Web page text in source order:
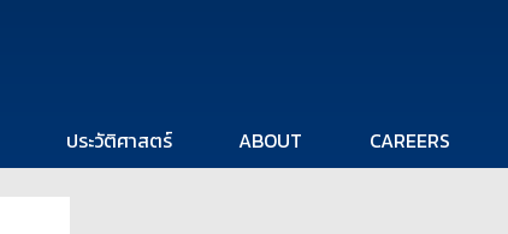
ประวัติศาสตร์ ABOUT CAREERS